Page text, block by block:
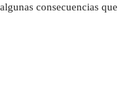
consecuencias que